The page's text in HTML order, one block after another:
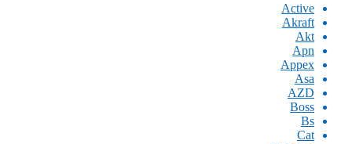
Active
Akraft
Akt
Apn
Appex
Asa
AZD
Boss
Bs
Cat